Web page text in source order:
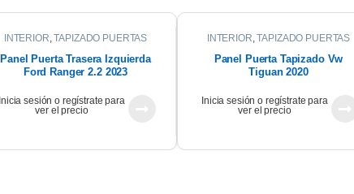
INTERIOR,TAPIZADO PUERTAS
Panel Puerta Trasera Izquierda
Ford Ranger 2.2 2023
Inicia sesión o regístrate para
ver el precio
INTERIOR,TAPIZADO PUERTAS
Panel Puerta Tapizado Vw
Tiguan 2020
Inicia sesión o regístrate para
ver el precio